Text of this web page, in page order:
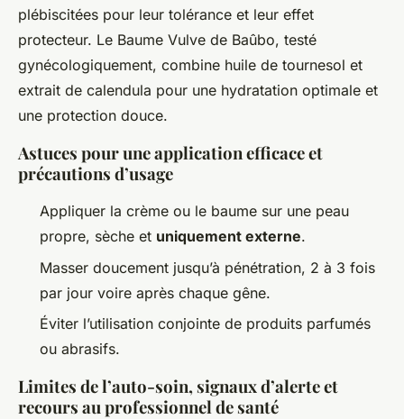
plébiscitées pour leur tolérance et leur effet
protecteur. Le Baume Vulve de Baûbo, testé
gynécologiquement, combine huile de tournesol et
extrait de calendula pour une hydratation optimale et
une protection douce.
Astuces pour une application efficace et
précautions d’usage
Appliquer la crème ou le baume sur une peau
propre, sèche et uniquement externe.
Masser doucement jusqu’à pénétration, 2 à 3 fois
par jour voire après chaque gêne.
Éviter l’utilisation conjointe de produits parfumés
ou abrasifs.
Limites de l’auto-soin, signaux d’alerte et
recours au professionnel de santé